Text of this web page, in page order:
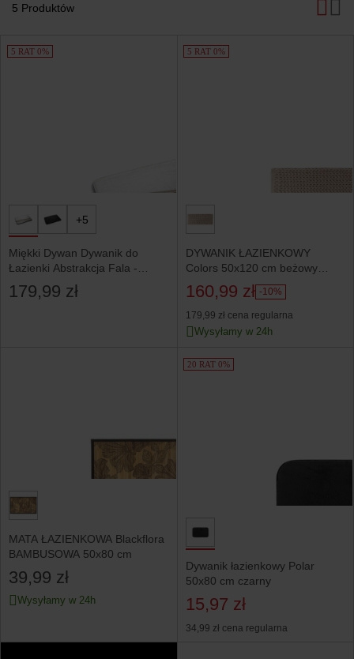
5 Produktów
Produkty
5 RAT 0%
+5
Miękki Dywan Dywanik do
Łazienki Abstrakcja Fala -
90x60 cm
179,99 zł
5 RAT 0%
DYWANIK ŁAZIENKOWY
Colors 50x120 cm beżowy
miękki i chłonny
160,99 zł -10%
179,99 zł cena regularna
Wysyłamy w 24h
MATA ŁAZIENKOWA Blackflora
BAMBUSOWA 50x80 cm
39,99 zł
Wysyłamy w 24h
20 RAT 0%
Dywanik łazienkowy Polar
50x80 cm czarny
15,97 zł
34,99 zł cena regularna